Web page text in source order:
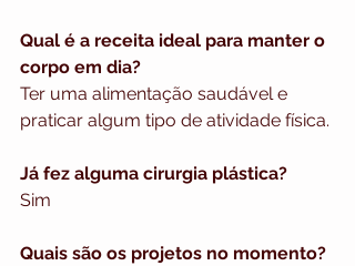
Qual é a receita ideal para manter o
corpo em dia?
Ter uma alimentação saudável e
praticar algum tipo de atividade física.
Já fez alguma cirurgia plástica?
Sim
Quais são os projetos no momento?